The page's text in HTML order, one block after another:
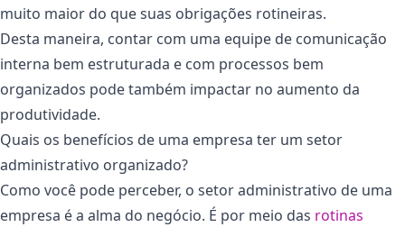
muito maior do que suas obrigações rotineiras.
Desta maneira, contar com uma equipe de comunicação
interna bem estruturada e com processos bem
organizados pode também impactar no aumento da
produtividade.
Quais os benefícios de uma empresa ter um setor
administrativo organizado?
Como você pode perceber, o setor administrativo de uma
empresa é a alma do negócio. É por meio das rotinas